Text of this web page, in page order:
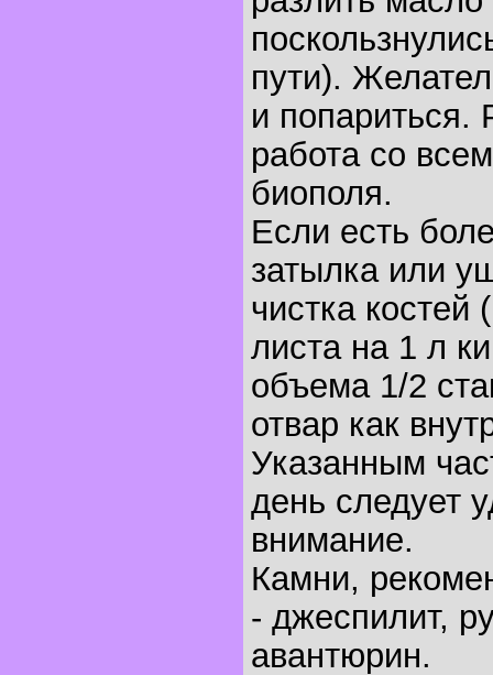
пути).
и попариться.
работа со
биополя.
Если есть
затылка или
чистка костей
листа на 1 л
объема 1/2
отвар как
Указанным
день следует
внимание.
Камни,
- джеспилит,
авантюрин.